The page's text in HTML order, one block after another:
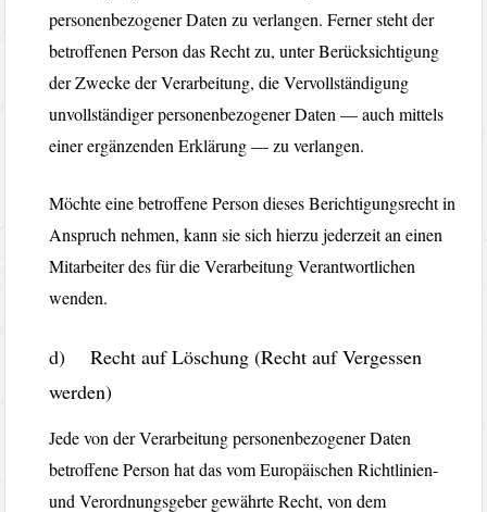
personenbezogener Daten zu verlangen. Ferner steht der
betroffenen Person das Recht zu, unter Berücksichtigung
der Zwecke der Verarbeitung, die Vervollständigung
unvollständiger personenbezogener Daten — auch mittels
einer ergänzenden Erklärung — zu verlangen.
Möchte eine betroffene Person dieses Berichtigungsrecht in
Anspruch nehmen, kann sie sich hierzu jederzeit an einen
Mitarbeiter des für die Verarbeitung Verantwortlichen
wenden.
d) Recht auf Löschung (Recht auf Vergessen
werden)
Jede von der Verarbeitung personenbezogener Daten
betroffene Person hat das vom Europäischen Richtlinien-
und Verordnungsgeber gewährte Recht, von dem